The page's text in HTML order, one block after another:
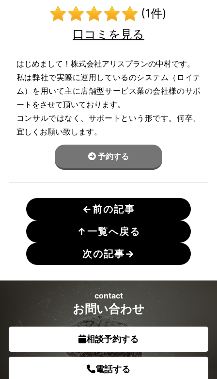
(1件)
口コミを見る
はじめまして！株式会社アリスプランの中村です。
私は弊社で実際に運用しているのシステム（ロイテ
ム）を用いて主に店舗型サービス業の会社様のサポ
ートをさせて頂いております。
コンサルではなく、サポートという形です。何卒、
宜しくお願い致します。
予約する
←前の記事
↑ 一覧へ戻る
次の記事→
お問い合わせ
contact
相談予約する
電話する